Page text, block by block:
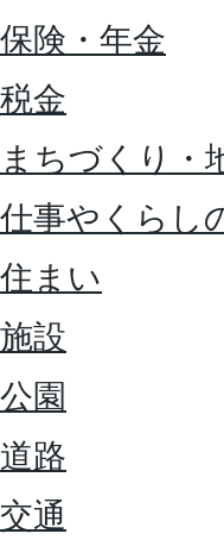
保険・年金
税金
まちづくり・
仕事やくらし
住まい
施設
公園
道路
交通